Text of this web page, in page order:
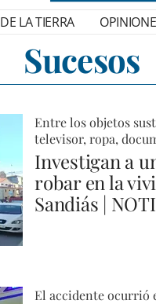
DE LA TIERRA
Sucesos
Entre los objetos
televisor, ropa,
Investigan a
robar en la
Sandiás |
El accidente ocurrió